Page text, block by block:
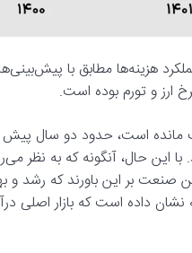
حسابرسی نشده سال ۱۴۰۳ همراه اول، عملکرد
ارز و تورم بوده است.
است، حدود دو سال پیش
با افزایش قیمت ۳۴ درصدی نمودند. با این
بر این باورند که رشد و
داده است که بازار اصلی